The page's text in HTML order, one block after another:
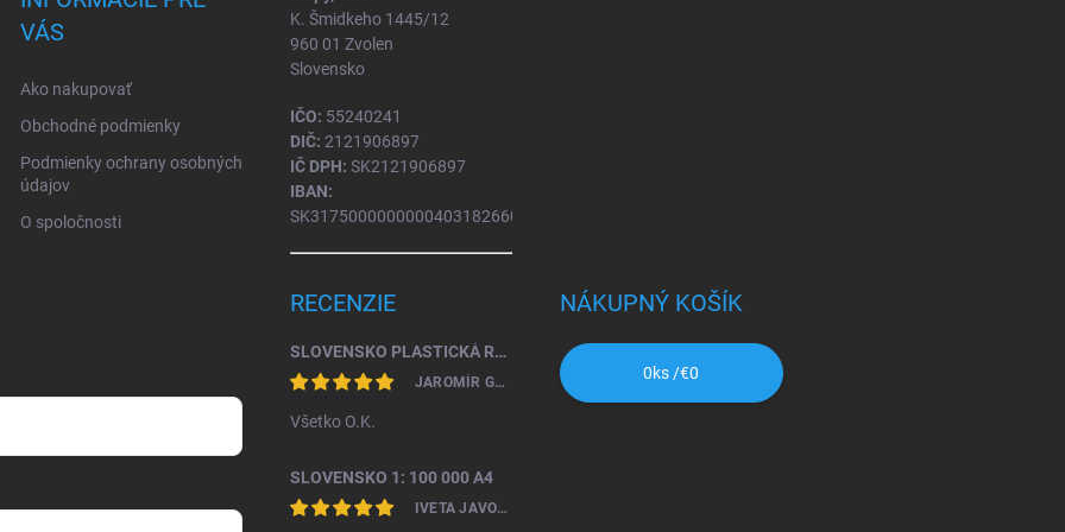
VÁS
Ako nakupovať
Obchodné podmienky
Podmienky ochrany osobných
údajov
O spoločnosti
K. Šmidkeho 1445/12
960 01 Zvolen
Slovensko
IČO: 55240241
DIČ: 2121906897
IČ DPH: SK2121906897
IBAN:
SK31750000000004031826604
RECENZIE
SLOVENSKO PLASTICKÁ RELIÉFNA MAPA 1: 450 000
JAROMÍR GAŽO
Všetko O.K.
SLOVENSKO 1: 100 000 A4
IVETA JAVORKOVÁ KAMHALOVÁ
NÁKUPNÝ KOŠÍK
0ks /€0